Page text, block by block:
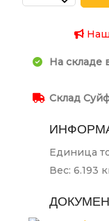
На складе
Склад
Единица
Вес: 6.193